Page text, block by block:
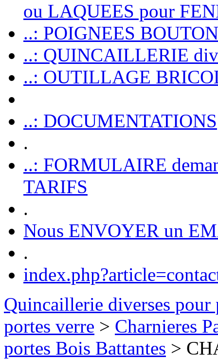
ou LAQUEES pour
..: POIGNEES
..: QUINCAILLERIE
..: OUTILLAGE
..: DOCUMENTATIONS
.
..: FORMULAIRE
TARIFS
.
Nous ENVOYER un
.
Quincaillerie diverses pour
portes verre > Charnieres
portes Bois Battantes >